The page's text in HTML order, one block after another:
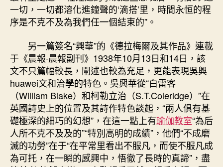
一切，一切都溶化進鐘聲的‘滴搭’里，時間永恒的程
序是不克不及為我們任一個結束的”。
另一篇簽名“興華”的《德拉梅爾及其作品》連載
于《晨報·晨報副刊》1938年10月13日和14日，該
文不只篇幅較長，闡述也較為充足，更能表現吳興
huawei文和治學的特色。吳興華從“白雷客
（William Blake）和柯勒立治（S.T.Coleridge）”在
英國詩史上的位置及其詩作特色談起，“兩人俱有基
礎極深的細巧的幻想”，在這一點上有瑜伽教室“為后
人所不克不及及的”“特別高明的成績”，他們“不成磨
滅的功勞”在于“在平常里看出不服凡，而使不服凡成
為可托，在一瞬的感興中，悟徹了長時的真諦”，盡